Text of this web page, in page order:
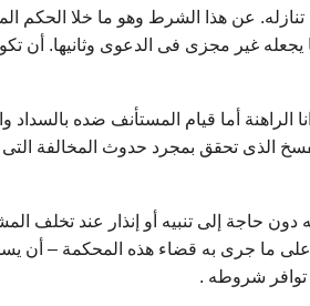
عن هذا الشرط وهو ما خلا الحكم
يجعله غير مجزى فى الدعوى وثانيها. أن
أما قيام المستأنف ضده بالسداد
الذى تحقق بمجرد حدوث المخالفة
دون حاجة إلى تنبيه أو إنذار عند تخلف
ما جرى به قضاء هذه المحكمة – أن
شروطه .